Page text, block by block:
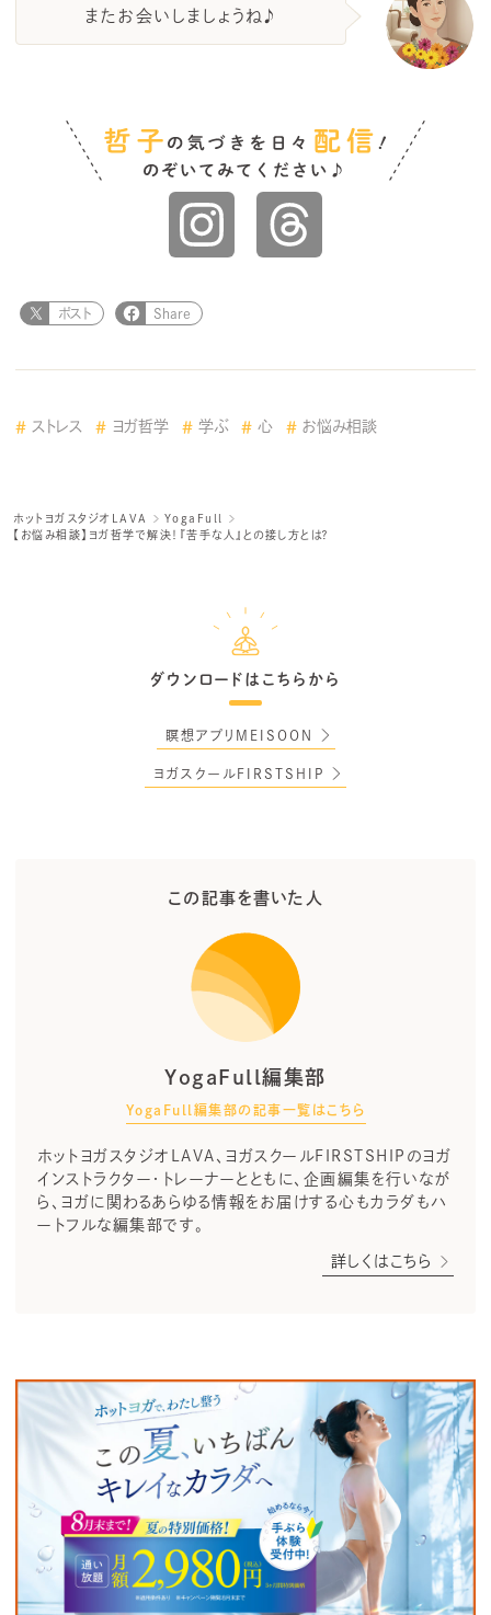
またお会いしましょうね♪
ポスト Share
ストレス ヨガ哲学 学ぶ 心 お悩み相談
ホットヨガスタジオLAVA
YogaFull
【お悩み相談】ヨガ哲学で解決！『苦手な人』との接し方とは？
ダウンロードはこちらから
瞑想アプリMEISOON
ヨガスクールFIRSTSHIP
この記事を書いた人
YogaFull編集部
YogaFull編集部の記事一覧はこちら
ホットヨガスタジオLAVA、ヨガスクールFIRSTSHIPのヨガ
インストラクター・トレーナーとともに、企画編集を行いなが
ら、ヨガに関わるあらゆる情報をお届けする心もカラダもハ
ートフルな編集部です。
詳しくはこちら